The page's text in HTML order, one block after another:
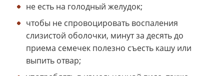
не есть на голодный желудок;
чтобы не спровоцировать воспаления
слизистой оболочки, минут за десять до
приема семечек полезно съесть кашу или
выпить отвар;